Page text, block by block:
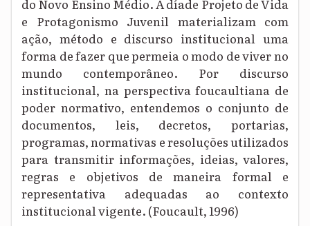
do Novo Ensino Médio. A díade Projeto de Vida
e Protagonismo Juvenil materializam com
ação, método e discurso institucional uma
forma de fazer que permeia o modo de viver no
mundo contemporâneo. Por discurso
institucional, na perspectiva foucaultiana de
poder normativo, entendemos o conjunto de
documentos, leis, decretos, portarias,
programas, normativas e resoluções utilizados
para transmitir informações, ideias, valores,
regras e objetivos de maneira formal e
representativa adequadas ao contexto
institucional vigente. (Foucault, 1996)